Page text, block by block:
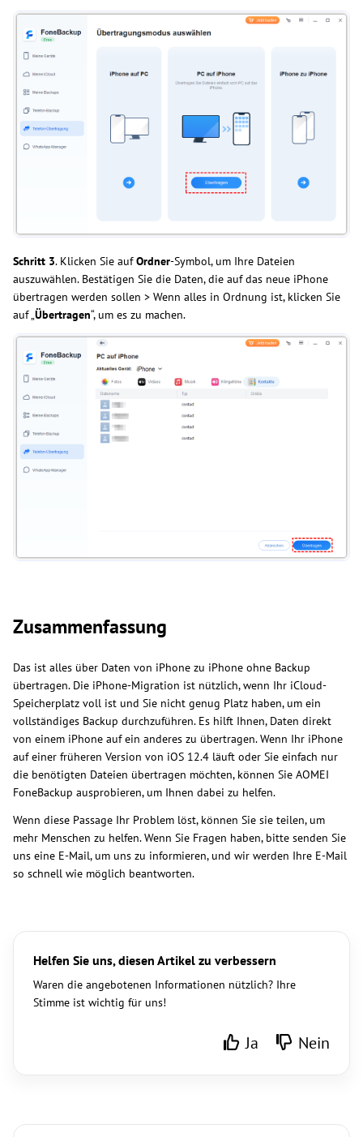
Schritt 3. Klicken Sie aufOrdner-Symbol, um Ihre Dateien
auszuwählen. Bestätigen Sie die Daten, die auf das neue iPhone
übertragen werden sollen > Wenn alles in Ordnung ist, klicken Sie
auf „Übertragen“, um es zu machen.
Zusammenfassung
Das ist alles über Daten von iPhone zu iPhone ohne Backup
übertragen. Die iPhone-Migration ist nützlich, wenn Ihr iCloud-
Speicherplatz voll ist und Sie nicht genug Platz haben, um ein
vollständiges Backup durchzuführen. Es hilft Ihnen, Daten direkt
von einem iPhone auf ein anderes zu übertragen. Wenn Ihr iPhone
auf einer früheren Version von iOS 12.4 läuft oder Sie einfach nur
die benötigten Dateien übertragen möchten, können Sie AOMEI
FoneBackup ausprobieren, um Ihnen dabei zu helfen.
Wenn diese Passage Ihr Problem löst, können Sie sie teilen, um
mehr Menschen zu helfen. Wenn Sie Fragen haben, bitte senden Sie
uns eine E-Mail, um uns zu informieren, und wir werden Ihre E-Mail
so schnell wie möglich beantworten.
Helfen Sie uns, diesen Artikel zu verbessern
Waren die angebotenen Informationen nützlich? Ihre
Stimme ist wichtig für uns!
Ja Nein